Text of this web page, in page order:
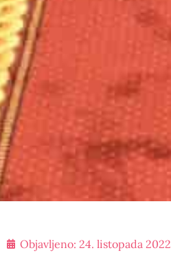
Objavljeno: 24. listopada 2022